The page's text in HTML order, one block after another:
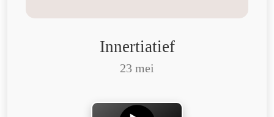
Innertiatief
23 mei